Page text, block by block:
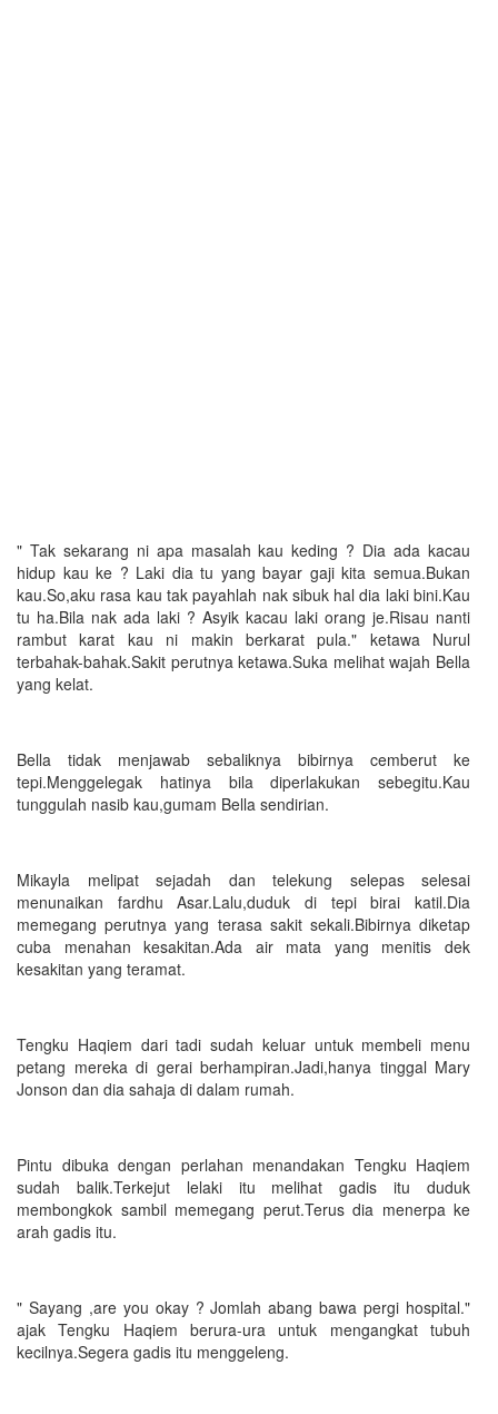
" Tak sekarang ni apa masalah kau keding ? Dia ada kacau
hidup kau ke ? Laki dia tu yang bayar gaji kita semua.Bukan
kau.So,aku rasa kau tak payahlah nak sibuk hal dia laki bini.Kau
tu ha.Bila nak ada laki ? Asyik kacau laki orang je.Risau nanti
rambut karat kau ni makin berkarat pula." ketawa Nurul
terbahak-bahak.Sakit perutnya ketawa.Suka melihat wajah Bella
yang kelat.
Bella tidak menjawab sebaliknya bibirnya cemberut ke
tepi.Menggelegak hatinya bila diperlakukan sebegitu.Kau
tunggulah nasib kau,gumam Bella sendirian.
Mikayla melipat sejadah dan telekung selepas selesai
menunaikan fardhu Asar.Lalu,duduk di tepi birai katil.Dia
memegang perutnya yang terasa sakit sekali.Bibirnya diketap
cuba menahan kesakitan.Ada air mata yang menitis dek
kesakitan yang teramat.
Tengku Haqiem dari tadi sudah keluar untuk membeli menu
petang mereka di gerai berhampiran.Jadi,hanya tinggal Mary
Jonson dan dia sahaja di dalam rumah.
Pintu dibuka dengan perlahan menandakan Tengku Haqiem
sudah balik.Terkejut lelaki itu melihat gadis itu duduk
membongkok sambil memegang perut.Terus dia menerpa ke
arah gadis itu.
" Sayang ,are you okay ? Jomlah abang bawa pergi hospital."
ajak Tengku Haqiem berura-ura untuk mengangkat tubuh
kecilnya.Segera gadis itu menggeleng.